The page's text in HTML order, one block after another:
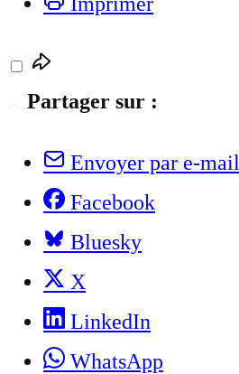
Partager sur :
Envoyer par e-mail
Facebook
Bluesky
X
LinkedIn
WhatsApp